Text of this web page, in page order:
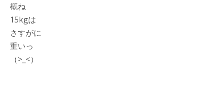
概ね
15kgは
さすがに
重いっ
（>_<）